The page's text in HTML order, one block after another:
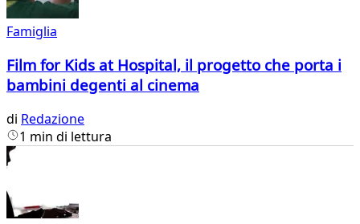
Famiglia
Film for Kids at Hospital, il progetto che porta i
bambini degenti al cinema
di Redazione
1 min di lettura